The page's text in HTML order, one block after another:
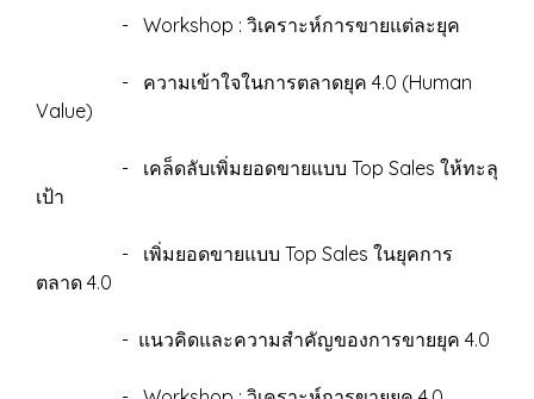
- Workshop : วิเคราะห์การขายแต่ละยุค
- ความเข้าใจในการตลาดยุค 4.0 (Human
Value)
- เคล็ดลับเพิ่มยอดขายแบบ Top Sales ให้ทะลุ
เป้า
- เพิ่มยอดขายแบบ Top Sales ในยุคการ
ตลาด 4.0
- แนวคิดและความสำคัญของการขายยุค 4.0